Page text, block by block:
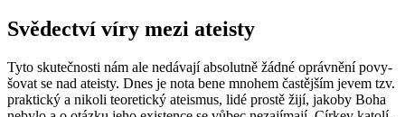
Svě­dec­tví víry mezi ate­is­ty
Tyto sku­teč­nos­ti nám ale ne­dá­va­jí ab­so­lut­ně žádné opráv­ně­ní po­vy­
šo­vat se nad ate­is­ty. Dnes je nota bene mno­hem čas­těj­ším jevem tzv.
prak­tic­ký a ni­ko­li te­o­re­tic­ký ate­is­mus, lidé pros­tě žijí, ja­ko­by Boha